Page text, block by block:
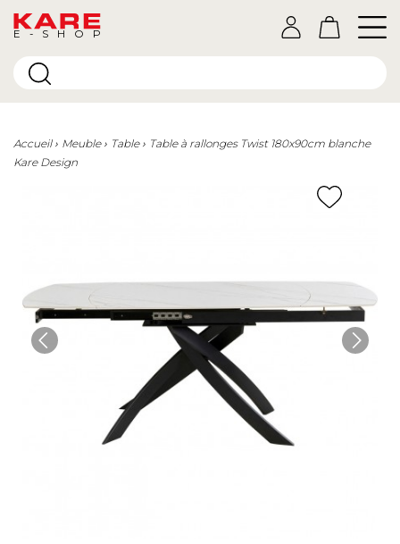
E-SHOP
Accueil Meuble Table
Table à rallonges Twist 180x90cm blanche
Kare Design